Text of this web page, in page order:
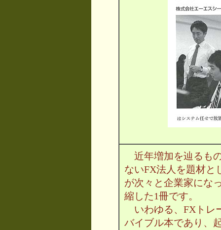
近年増加を辿るも
ないFX法人を題材と
が次々と企業家にな
縮した1冊です。
いわゆる、FXトレ
バイブル本であり、